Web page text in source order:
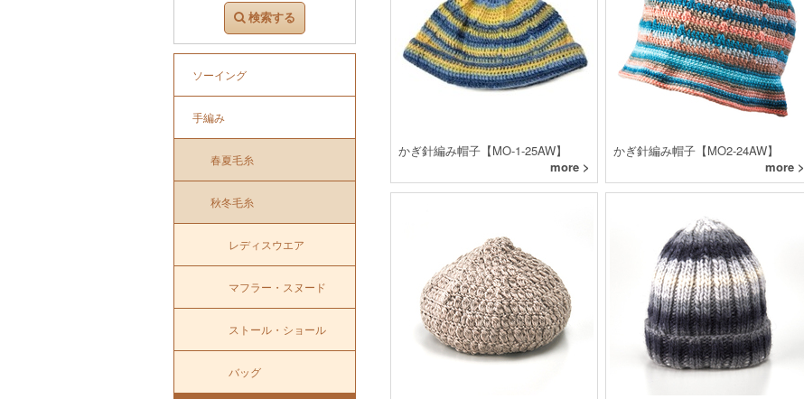
かぎ針編み帽子【MO-1-25AW】
more >
かぎ針編み帽子【MO2-24AW】
more >
検索する
ソーイング
手編み
春夏毛糸
秋冬毛糸
レディスウエア
マフラー・スヌード
ストール・ショール
バッグ